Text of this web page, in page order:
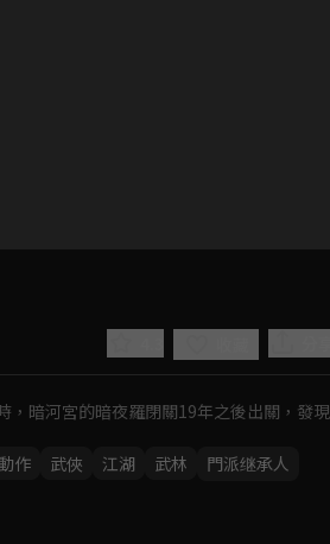
，暗河宮的暗夜羅閉關19年之後出關，發現
動作 武俠 江湖 武林
門派继承人